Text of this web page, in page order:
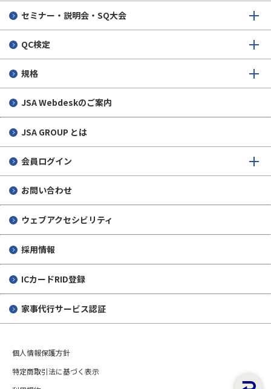
セミナー・説明会・SQ大会
QC検定
規格
JSA Webdeskのご案内
JSA GROUP とは
会員ログイン
お問い合わせ
ウェブアクセシビリティ
採用情報
ICカードRID登録
家事代行サービス認証
個人情報保護方針
特定商取引法に基づく表示